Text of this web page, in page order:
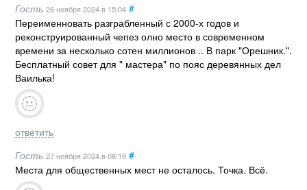
Гость 26 ноября 2024в 15:04 #
Переименновать разграбленный с 2000-х годов и
реконструированный чепез олно место в современном
времени за несколько сотен миллионов .. В парк "Орешник.".
Бесплатный совет для " мастера" по пояс деревянных дел
Ваилька!
ответить
Гость 27 ноября 2024в 08:19 #
Места для общественных мест не осталось. Точка. Всё.